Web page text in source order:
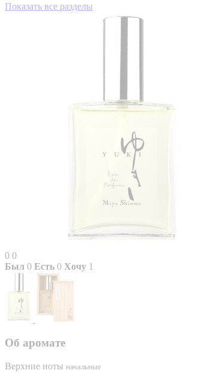
Показать все разделы
0 0
Был 0 Есть 0 Хочу 1
Об аромате
Верхние ноты начальные